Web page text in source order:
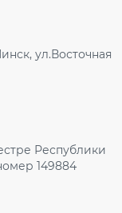
ул.Восточная
Республики
149884